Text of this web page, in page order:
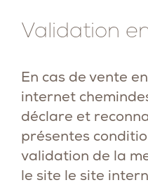
Validation
En cas de vente
internet
déclare et
présentes
validation de la
le site le site